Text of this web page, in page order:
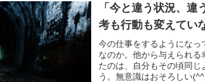
「今と違う状況、
考も行動も変えてい
今の仕事をするようにな
なのか。他から与えられ
たのは、自分もその頃同
う。無意識はおそろしい